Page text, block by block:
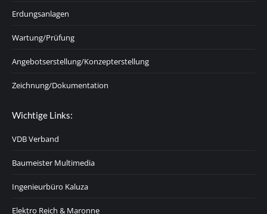
Erdungsanlagen
Wartung/Prüfung
Angebotserstellung/Konzepterstellung
Zeichnung/Dokumentation
Wichtige Links:
VDB Verband
Baumeister Multimedia
Ingenieurbüro Kaluza
Elektro Reich & Maronne